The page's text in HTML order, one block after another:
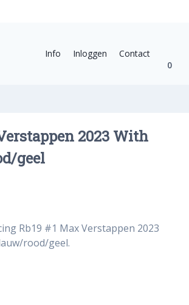
Info Inloggen
Contact
0
2023 With
geel
Rb19 #1 Max Verstappen 2023
rood/geel.